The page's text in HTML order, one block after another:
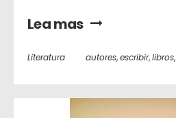
Lea mas
Literatura autores,escribir,libros,